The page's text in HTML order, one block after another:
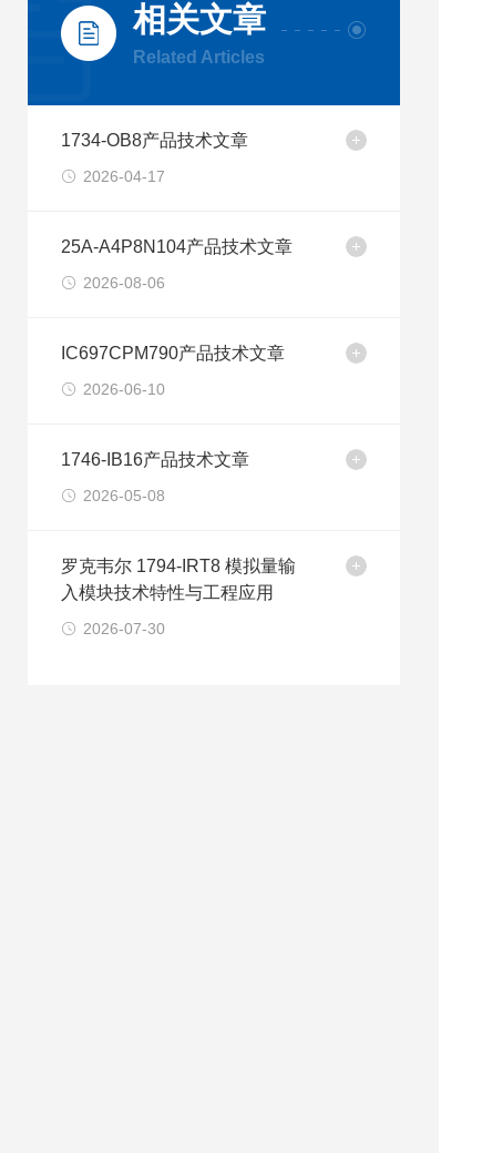
相关文章
Related Articles
1734-OB8产品技术文章
2026-04-17
25A-A4P8N104产品技术文章
2026-08-06
IC697CPM790产品技术文章
2026-06-10
1746-IB16产品技术文章
2026-05-08
罗克韦尔 1794-IRT8 模拟量输
入模块技术特性与工程应用
2026-07-30